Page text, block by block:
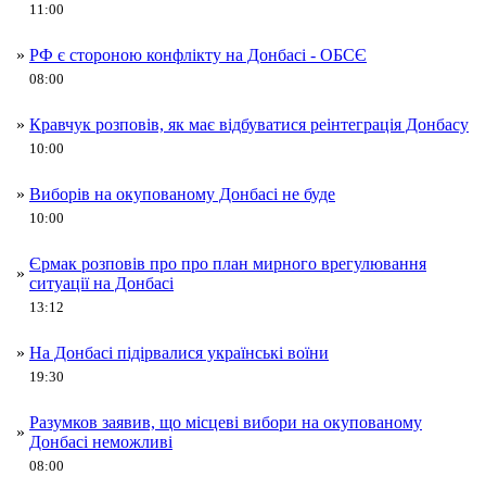
11:00
» РФ є стороною конфлікту на Донбасі - ОБСЄ
08:00
» Кравчук розповів, як має відбуватися реінтеграція Донбасу
10:00
» Виборів на окупованому Донбасі не буде
10:00
»
Єрмак розповів про про план мирного врегулювання
ситуації на Донбасі
13:12
» На Донбасі підірвалися українські воїни
19:30
»
Разумков заявив, що місцеві вибори на окупованому
Донбасі неможливі
08:00